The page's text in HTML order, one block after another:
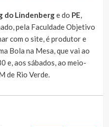
do Lindenberge do PE,
pela Faculdade Objetivo
com o site, é produtor e
Bola na Mesa, que vai ao
e, aos sábados, ao meio-
de Rio Verde.